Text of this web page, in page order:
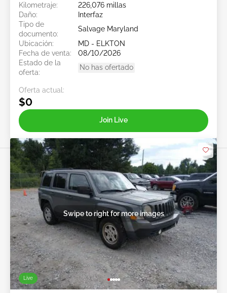
Kilometraje:
226,076 millas
Daño:
Interfaz
Tipo de
documento:
Salvage Maryland
Ubicación:
MD - ELKTON
Fecha de venta:
08/10/2026
Estado de la
oferta:
No has ofertado
Oferta actual:
$0
Join Live
Live
Swipe to right for more images